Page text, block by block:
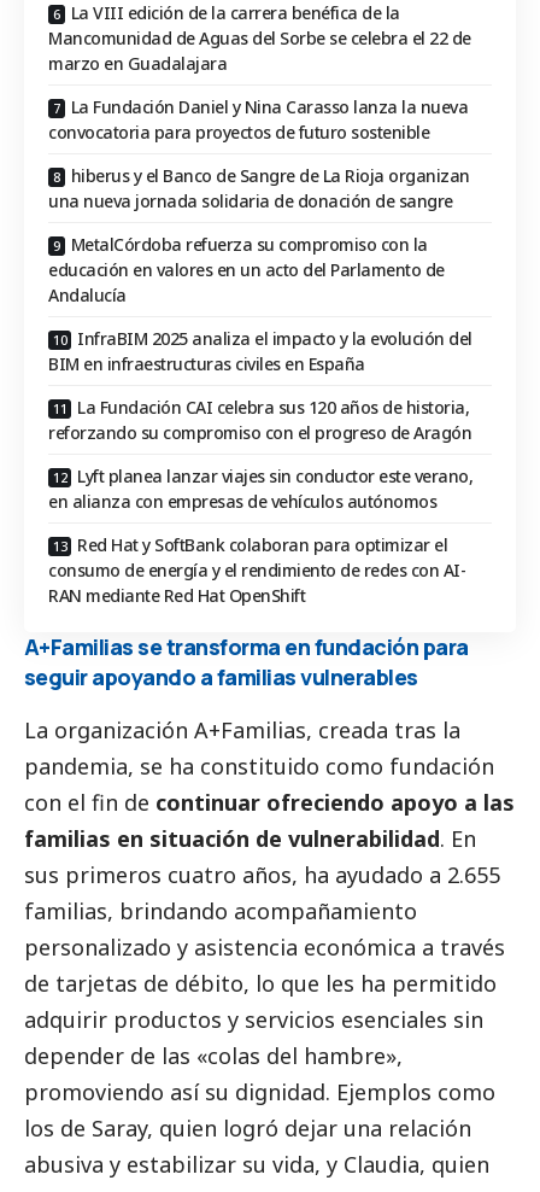
La VIII edición de la carrera benéfica de la
Mancomunidad de Aguas del Sorbe se celebra el 22 de
marzo en Guadalajara
La Fundación Daniel y Nina Carasso lanza la nueva
convocatoria para proyectos de futuro sostenible
hiberus y el Banco de Sangre de La Rioja organizan
una nueva jornada solidaria de donación de sangre
MetalCórdoba refuerza su compromiso con la
educación en valores en un acto del Parlamento de
Andalucía
InfraBIM 2025 analiza el impacto y la evolución del
BIM en infraestructuras civiles en España
La Fundación CAI celebra sus 120 años de historia,
reforzando su compromiso con el progreso de Aragón
Lyft planea lanzar viajes sin conductor este verano,
en alianza con empresas de vehículos autónomos
Red Hat y SoftBank colaboran para optimizar el
consumo de energía y el rendimiento de redes con AI-
RAN mediante Red Hat OpenShift
A+Familias se transforma en fundación para
seguir apoyando a familias vulnerables
La organización A+Familias, creada tras la
pandemia, se ha constituido como fundación
con el fin de continuar ofreciendo apoyo a las
familias en situación de vulnerabilidad. En
sus primeros cuatro años, ha ayudado a 2.655
familias, brindando acompañamiento
personalizado y asistencia económica a través
de tarjetas de débito, lo que les ha permitido
adquirir productos y servicios esenciales sin
depender de las «colas del hambre»,
promoviendo así su dignidad. Ejemplos como
los de Saray, quien logró dejar una relación
abusiva y estabilizar su vida, y Claudia, quien